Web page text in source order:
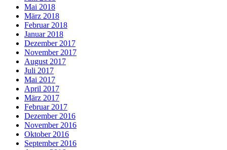
Mai 2018
März 2018
Februar 2018
Januar 2018
Dezember 2017
November 2017
August 2017
Juli 2017
Mai 2017
April 2017
März 2017
Februar 2017
Dezember 2016
November 2016
Oktober 2016
September 2016